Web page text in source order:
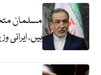
مسلمان
ہیں، ایرانی